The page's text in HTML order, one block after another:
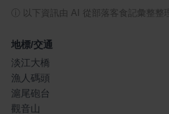
以下資訊由 AI 從部落客食記彙整整理
地標/交通
淡江大橋
漁人碼頭
滬尾砲台
觀音山